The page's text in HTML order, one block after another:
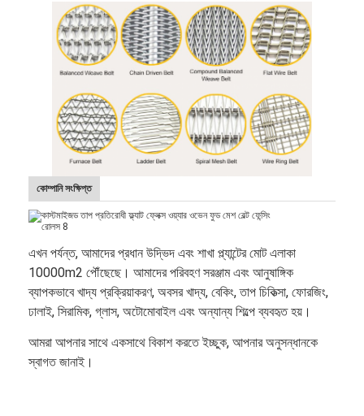
কোম্পানি সংক্ষিপ্ত
এখন পর্যন্ত, আমাদের প্রধান উদ্ভিদ এবং শাখা প্ল্যান্টের মোট এলাকা
10000m2 পৌঁছেছে। আমাদের পরিবহণ সরঞ্জাম এবং আনুষাঙ্গিক
ব্যাপকভাবে খাদ্য প্রক্রিয়াকরণ, অবসর খাদ্য, বেকিং, তাপ চিকিত্সা, ফোরজিং,
ঢালাই, সিরামিক, গ্লাস, অটোমোবাইল এবং অন্যান্য শিল্পে ব্যবহৃত হয়।
আমরা আপনার সাথে একসাথে বিকাশ করতে ইচ্ছুক, আপনার অনুসন্ধানকে
স্বাগত জানাই।